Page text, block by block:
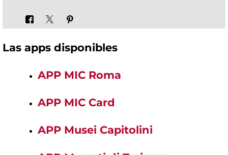
Las apps disponibles
APP MIC Roma
APP MIC Card
APP Musei Capitolini